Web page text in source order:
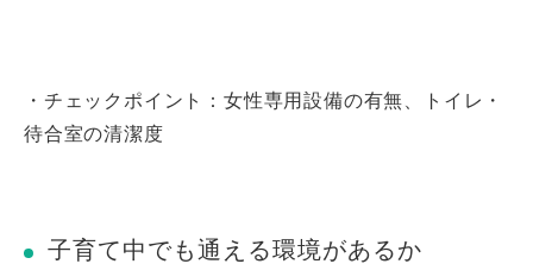
・チェックポイント：女性専用設備の有無、トイレ・
待合室の清潔度
子育て中でも通える環境があるか